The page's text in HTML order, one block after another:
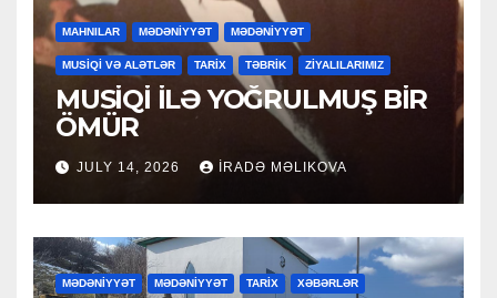
MAHNILAR MƏDƏNİYYƏT MƏDƏNİYYƏT
MUSİQİ VƏ ALƏTLƏR TARİX TƏBRİK ZİYALILARIMIZ
MUSİQİ İLƏ YOĞRULMUŞ BİR
ÖMÜR
JULY 14, 2026 İRADƏ MƏLIKOVA
MƏDƏNİYYƏT MƏDƏNİYYƏT TARİX XƏBƏRLƏR